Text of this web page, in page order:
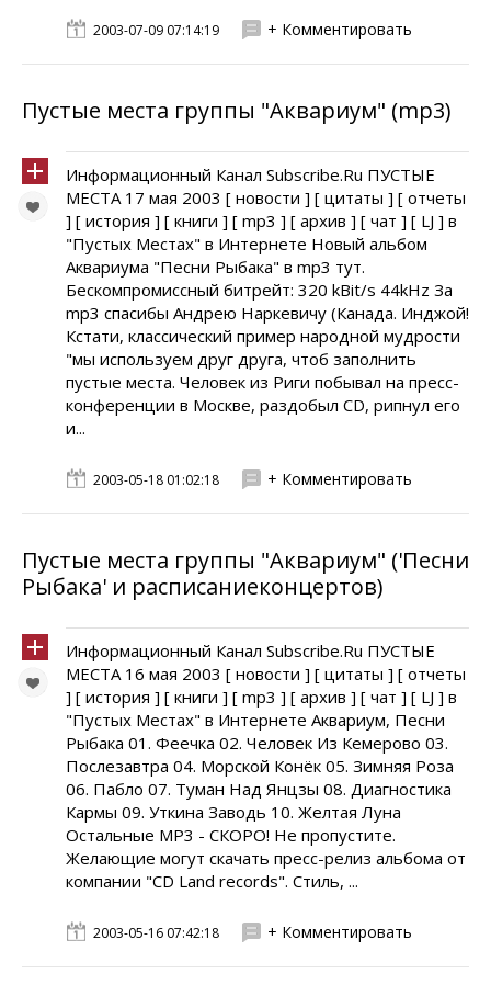
2003-07-09 07:14:19 + Комментировать
Пустые места группы "Аквариум" (mp3)
Информационный Канал Subscribe.Ru ПУСТЫЕ
МЕСТА 17 мая 2003 [ новости ] [ цитаты ] [ отчеты
] [ история ] [ книги ] [ mp3 ] [ архив ] [ чат ] [ LJ ] в
"Пустых Местах" в Интернете Новый альбом
Аквариума "Песни Рыбака" в mp3 тут.
Бескомпромиссный битрейт: 320 kBit/s 44kHz За
mp3 спасибы Андрею Наркевичу (Канада. Инджой!
Кстати, классический пример народной мудрости
"мы используем друг друга, чтоб заполнить
пустые места. Человек из Риги побывал на пресс-
конференции в Москве, раздобыл CD, рипнул его
и...
2003-05-18 01:02:18 + Комментировать
Пустые места группы "Аквариум" ('Песни
Рыбака' и расписаниеконцертов)
Информационный Канал Subscribe.Ru ПУСТЫЕ
МЕСТА 16 мая 2003 [ новости ] [ цитаты ] [ отчеты
] [ история ] [ книги ] [ mp3 ] [ архив ] [ чат ] [ LJ ] в
"Пустых Местах" в Интернете Аквариум, Песни
Рыбака 01. Феечка 02. Человек Из Кемерово 03.
Послезавтра 04. Морской Конёк 05. Зимняя Роза
06. Пабло 07. Туман Над Янцзы 08. Диагностика
Кармы 09. Уткина Заводь 10. Желтая Луна
Остальные MP3 - СКОРО! Не пропустите.
Желающие могут скачать пресс-релиз альбома от
компании "CD Land records". Стиль, ...
2003-05-16 07:42:18 + Комментировать